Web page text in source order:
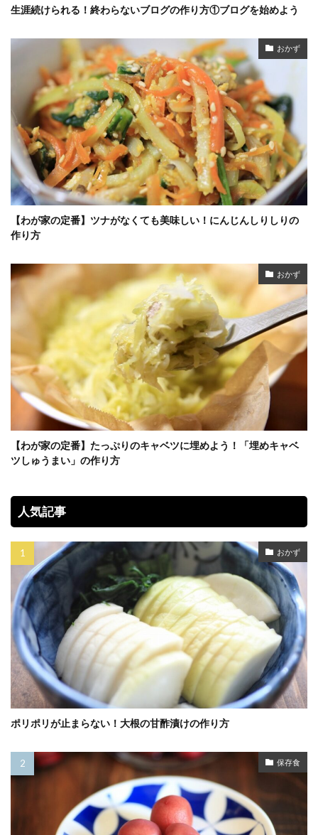
生涯続けられる！終わらないブログの作り方①ブログを始めよう
おかず
【わが家の定番】ツナがなくても美味しい！にんじんしりしりの
作り方
おかず
【わが家の定番】たっぷりのキャベツに埋めよう！「埋めキャベ
ツしゅうまい」の作り方
人気記事
おかず
ポリポリが止まらない！大根の甘酢漬けの作り方
保存食